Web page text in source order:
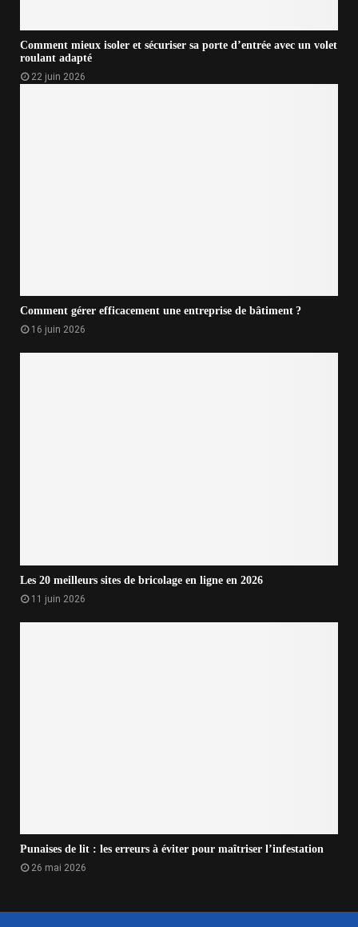
Comment mieux isoler et sécuriser sa porte d’entrée avec un volet
roulant adapté
22 juin 2026
Comment gérer efficacement une entreprise de bâtiment ?
16 juin 2026
Les 20 meilleurs sites de bricolage en ligne en 2026
11 juin 2026
Punaises de lit : les erreurs à éviter pour maîtriser l’infestation
26 mai 2026